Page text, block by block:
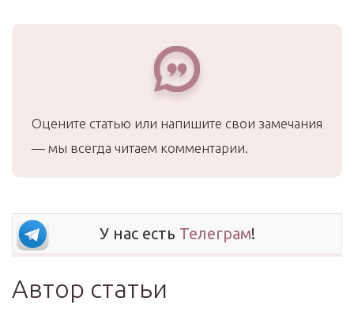
Оцените статью или напишите свои замечания
— мы всегда читаем комментарии.
У нас есть Телеграм!
Автор статьи